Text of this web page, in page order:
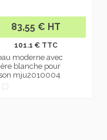
83,55 € HT
101.1 € TTC
moderne avec
blanche pour
mju2010004